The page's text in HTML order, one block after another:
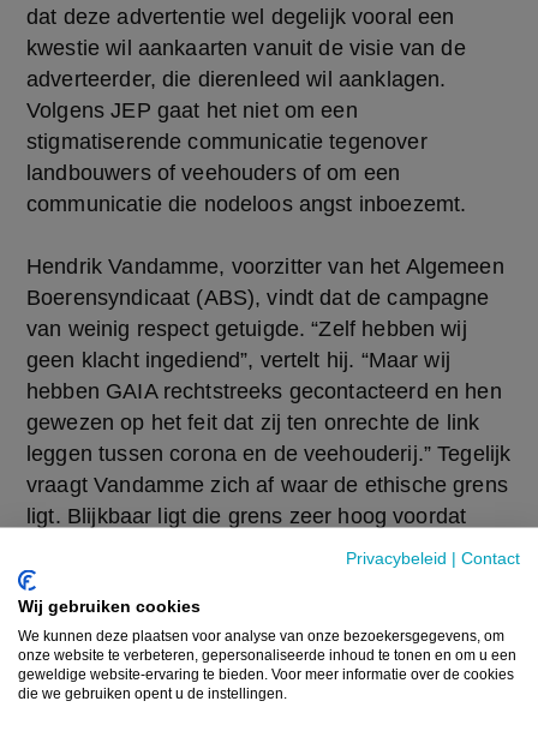
Privacybeleid | Contact
Wij gebruiken cookies
We kunnen deze plaatsen voor analyse van onze bezoekersgegevens, om
onze website te verbeteren, gepersonaliseerde inhoud te tonen en om u een
geweldige website-ervaring te bieden. Voor meer informatie over de cookies
die we gebruiken opent u de instellingen.
dat deze advertentie wel degelijk vooral een
kwestie wil aankaarten vanuit de visie van de
adverteerder, die dierenleed wil aanklagen.
Volgens JEP gaat het niet om een
stigmatiserende communicatie tegenover
landbouwers of veehouders of om een
communicatie die nodeloos angst inboezemt.
Hendrik Vandamme, voorzitter van het Algemeen
Boerensyndicaat (ABS), vindt dat de campagne
van weinig respect getuigde. “Zelf hebben wij
geen klacht ingediend”, vertelt hij. “Maar wij
hebben GAIA rechtstreeks gecontacteerd en hen
gewezen op het feit dat zij ten onrechte de link
leggen tussen corona en de veehouderij.” Tegelijk
vraagt Vandamme zich af waar de ethische grens
ligt. Blijkbaar ligt die grens zeer hoog voordat
In een reactie zegt GAIA-voorzitter Michel
Vandenbosch dat GAIA nergens beweert dat de
landbouwers verantwoordelijk zijn voor de
huidige crisis. “Onze campagne neemt